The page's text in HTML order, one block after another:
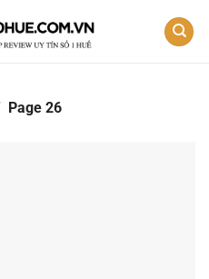
Page 26